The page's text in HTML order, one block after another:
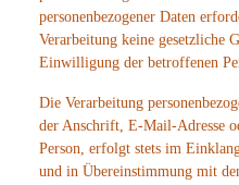
personenbezogener Daten
Verarbeitung keine gesetzliche
Einwilligung der betroffenen
Die Verarbeitung
der Anschrift, E-Mail-Adresse
Person, erfolgt stets im
und in Übereinstimmung mit